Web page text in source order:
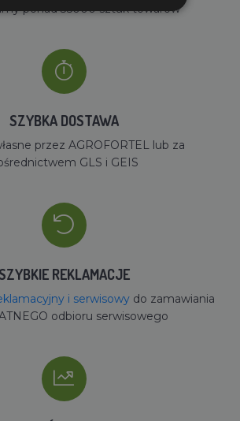
ponad 35000 sztuk towarów
SZYBKA DOSTAWA
przez AGROFORTEL lub za
GLS i GEIS
REKLAMACJE
i serwisowydo zamawiania
odbioru serwisowego